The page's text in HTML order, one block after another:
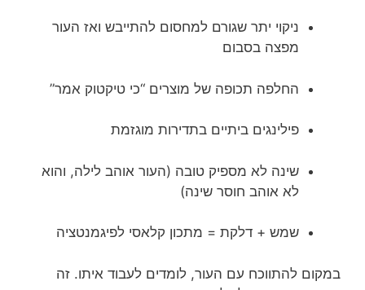
ניקוי יתר שגורם למחסום להתייבש ואז העור
מפצה בסבום
החלפה תכופה של מוצרים “כי טיקטוק אמר”
פילינגים ביתיים בתדירות מוגזמת
שינה לא מספיק טובה (העור אוהב לילה, והוא
לא אוהב חוסר שינה)
שמש + דלקת = מתכון קלאסי לפיגמנטציה
במקום להתווכח עם העור, לומדים לעבוד איתו. זה